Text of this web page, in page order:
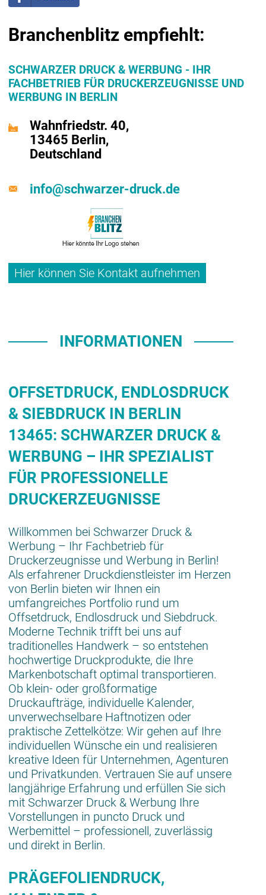
Branchenblitz empfiehlt:
SCHWARZER DRUCK & WERBUNG - IHR
FACHBETRIEB FÜR DRUCKERZEUGNISSE UND
WERBUNG IN BERLIN
Wahnfriedstr. 40,
13465 Berlin,
Deutschland
info@schwarzer-druck.de
Hier können Sie Kontakt aufnehmen
INFORMATIONEN
OFFSETDRUCK, ENDLOSDRUCK
& SIEBDRUCK IN BERLIN
13465: SCHWARZER DRUCK &
WERBUNG – IHR SPEZIALIST
FÜR PROFESSIONELLE
DRUCKERZEUGNISSE
Willkommen bei Schwarzer Druck &
Werbung – Ihr Fachbetrieb für
Druckerzeugnisse und Werbung in Berlin!
Als erfahrener Druckdienstleister im Herzen
von Berlin bieten wir Ihnen ein
umfangreiches Portfolio rund um
Offsetdruck, Endlosdruck und Siebdruck.
Moderne Technik trifft bei uns auf
traditionelles Handwerk – so entstehen
hochwertige Druckprodukte, die Ihre
Markenbotschaft optimal transportieren.
Ob klein- oder großformatige
Druckaufträge, individuelle Kalender,
unverwechselbare Haftnotizen oder
praktische Zettelkötze: Wir gehen auf Ihre
individuellen Wünsche ein und realisieren
kreative Ideen für Unternehmen, Agenturen
und Privatkunden. Vertrauen Sie auf unsere
langjährige Erfahrung und erfüllen Sie sich
mit Schwarzer Druck & Werbung Ihre
Vorstellungen in puncto Druck und
Werbemittel – professionell, zuverlässig
und direkt in Berlin.
PRÄGEFOLIENDRUCK,